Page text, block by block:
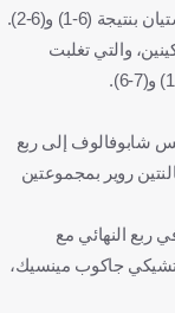
(6-1) و(6-2).
والتي تغلبت
شابوفالوف إلى ربع
روير بمجموعتين
ربع النهائي مع
جاكوب مينسيك،